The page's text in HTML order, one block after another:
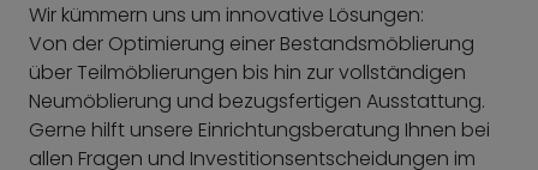
Wir kümmern uns um innovative Lösungen:
Von der Optimierung einer Bestandsmöblierung
über Teilmöblierungen bis hin zur vollständigen
Neumöblierung und bezugsfertigen Ausstattung.
Gerne hilft unsere Einrichtungsberatung Ihnen bei
allen Fragen und Investitionsentscheidungen im